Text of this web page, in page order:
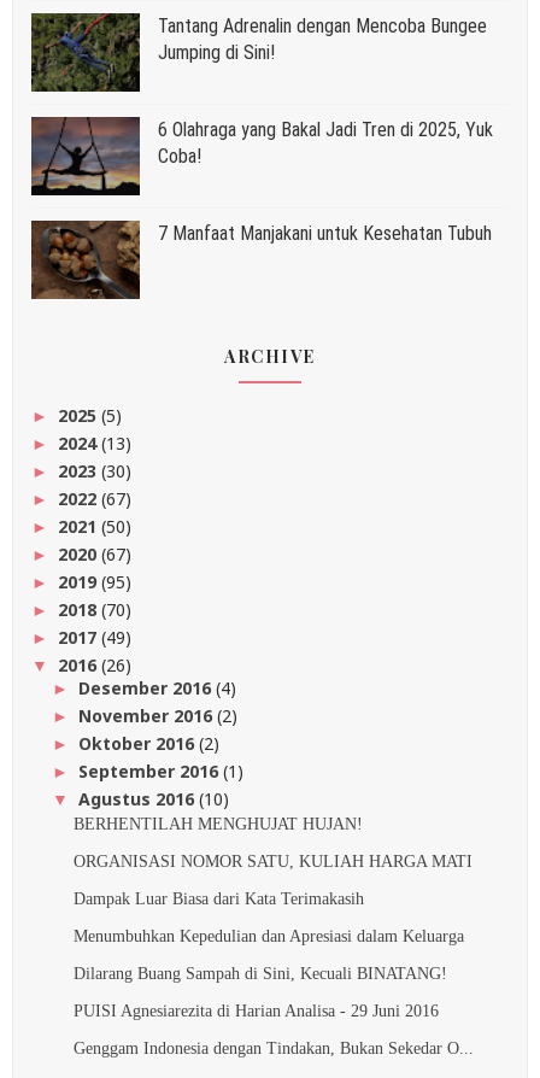
Tantang Adrenalin dengan Mencoba Bungee
Jumping di Sini!
6 Olahraga yang Bakal Jadi Tren di 2025, Yuk
Coba!
7 Manfaat Manjakani untuk Kesehatan Tubuh
ARCHIVE
► 2025 (5)
► 2024(13)
► 2023 (30)
► 2022 (67)
► 2021 (50)
► 2020 (67)
► 2019(95)
► 2018 (70)
► 2017 (49)
▼ 2016(26)
► Desember 2016(4)
► November 2016(2)
► Oktober 2016(2)
► September 2016(1)
▼ Agustus 2016(10)
BERHENTILAH MENGHUJAT HUJAN!
ORGANISASI NOMOR SATU, KULIAH HARGA MATI
Dampak Luar Biasa dari Kata Terimakasih
Menumbuhkan Kepedulian dan Apresiasi dalam Keluarga
Dilarang Buang Sampah di Sini, Kecuali BINATANG!
PUISI Agnesiarezita di Harian Analisa - 29 Juni 2016
Genggam Indonesia dengan Tindakan, Bukan Sekedar O...